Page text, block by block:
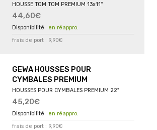
HOUSSE TOM TOM PREMIUM 13x11''
44,60€
en réappro.
frais de port : 9,90€
GEWA HOUSSES POUR
CYMBALES PREMIUM
HOUSSES POUR CYMBALES PREMIUM 22"
45,20€
en réappro.
frais de port : 9,90€